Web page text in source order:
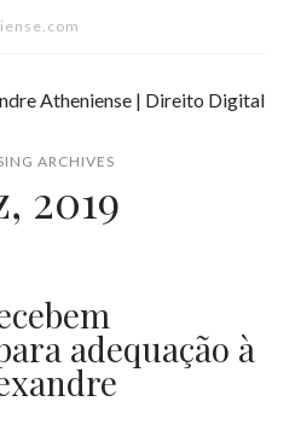
ARCHIVES
2019
adequação à